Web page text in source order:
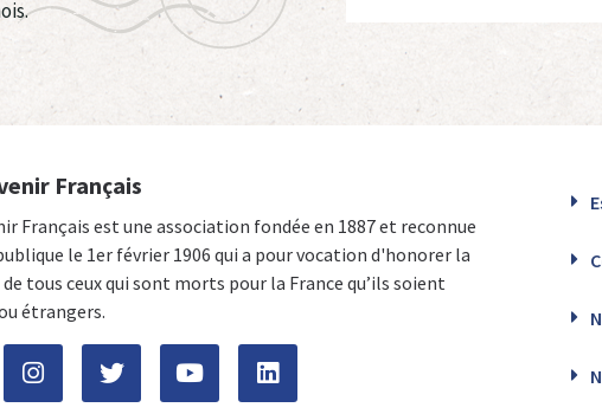
Français
Français est une association fondée en 1887 et reconnue
le 1er février 1906 qui a pour vocation d'honorer la
tous ceux qui sont morts pour la France qu’ils soient
étrangers.